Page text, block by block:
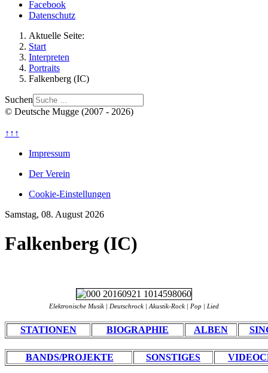
Facebook
Datenschutz
Aktuelle Seite:
Start
Interpreten
Portraits
Falkenberg (IC)
Suchen
© Deutsche Mugge (2007 - 2026)
↑↑↑
Impressum
Der Verein
Cookie-Einstellungen
Samstag, 08. August 2026
Falkenberg (IC)
Elektronische Musik | Deutschrock | Akustik-Rock | Pop | Lied
STATIONEN BIOGRAPHIE ALBEN
BANDS/PROJEKTE SONSTIGES